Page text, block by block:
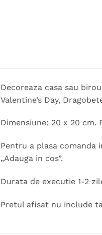
Decoreaza casa sau
Valentine’s Day,
Dimensiune: 20 x 20
Pentru a plasa comanda
„Adauga in cos”.
Durata de executie 1-2
Pretul afisat nu include